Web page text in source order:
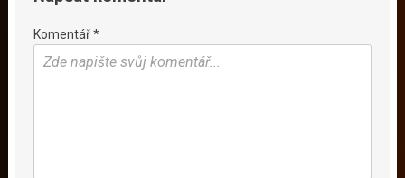
Komentář *